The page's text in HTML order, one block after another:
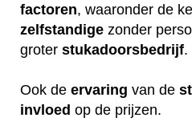
factoren, waaronder de
zelfstandige zonder
groter stukadoorsbedrijf.
Ook de ervaring van de
invloed op de prijzen.